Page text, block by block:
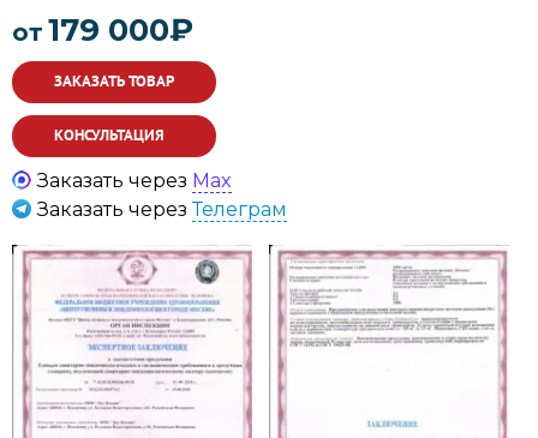
от 179 000₽
ЗАКАЗАТЬ ТОВАР
КОНСУЛЬТАЦИЯ
Заказать через Max
Заказать черезТелеграм